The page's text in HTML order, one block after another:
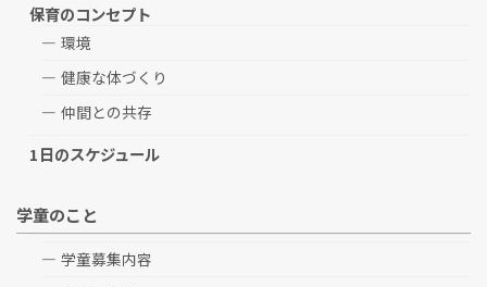
保育のコンセプト
環境
健康な体づくり
仲間との共存
1日のスケジュール
学童のこと
学童募集内容